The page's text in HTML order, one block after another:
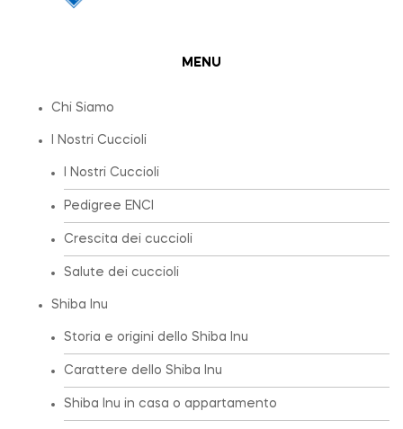
MENU
Chi Siamo
I Nostri Cuccioli
I Nostri Cuccioli
Pedigree ENCI
Crescita dei cuccioli
Salute dei cuccioli
Shiba Inu
Storia e origini dello Shiba Inu
Carattere dello Shiba Inu
Shiba Inu in casa o appartamento